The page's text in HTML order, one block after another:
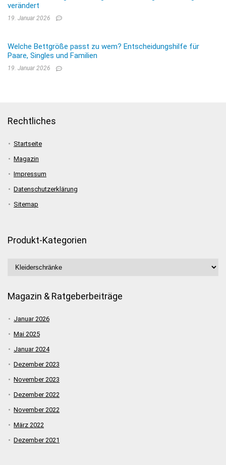
verändert
19. Januar 2026
Welche Bettgröße passt zu wem? Entscheidungshilfe für
Paare, Singles und Familien
19. Januar 2026
Rechtliches
Startseite
Magazin
Impressum
Datenschutzerklärung
Sitemap
Produkt-Kategorien
Magazin & Ratgeberbeiträge
Januar 2026
Mai 2025
Januar 2024
Dezember 2023
November 2023
Dezember 2022
November 2022
März 2022
Dezember 2021